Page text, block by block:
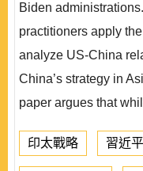
Biden
practitioners apply
analyze US-China
China’s strategy in
paper argues that
印太戰略 習近平